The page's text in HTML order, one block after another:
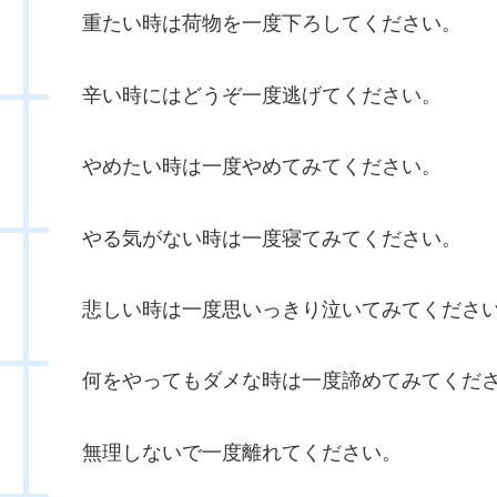
重たい時は荷物を一度下ろしてください。
辛い時にはどうぞ一度逃げてください。
やめたい時は一度やめてみてください。
やる気がない時は一度寝てみてください。
悲しい時は一度思いっきり泣いてみてください
何をやってもダメな時は一度諦めてみてくださ
無理しないで一度離れてください。